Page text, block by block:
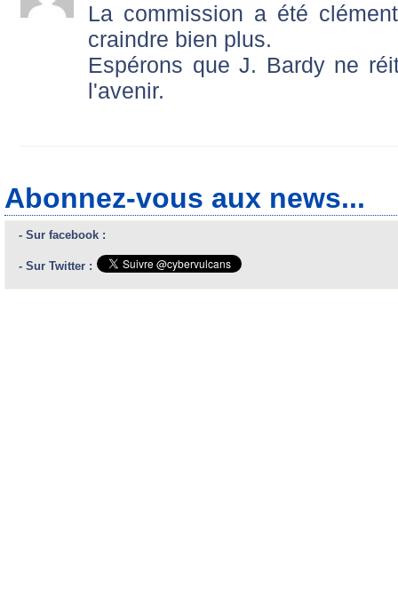
La commission a été
craindre bien plus.
Espérons que J. Bardy ne
l'avenir.
Abonnez-vous aux news...
- Sur facebook :
- Sur Twitter :